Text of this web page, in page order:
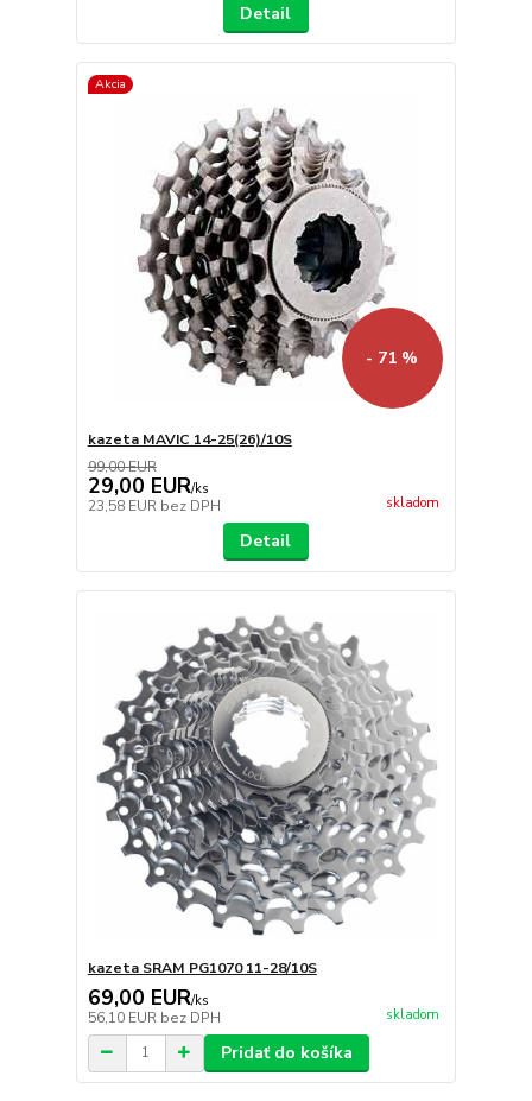
Detail
Akcia
- 71 %
kazeta MAVIC 14-25(26)/10S
99,00 EUR
29,00 EUR/ks
23,58 EUR bez DPH skladom
Detail
kazeta SRAM PG1070 11-28/10S
69,00 EUR/ks
56,10 EUR bez DPH skladom
Pridať do košíka